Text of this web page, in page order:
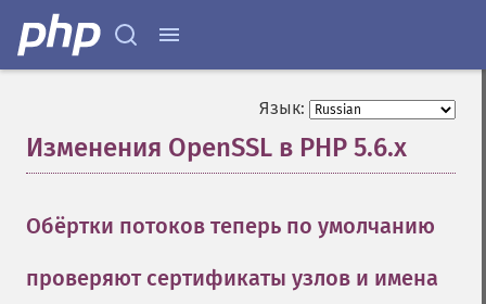
Язык:
Изменения OpenSSL в PHP 5.6.x
Обёртки потоков теперь по умолчанию
проверяют сертификаты узлов и имена